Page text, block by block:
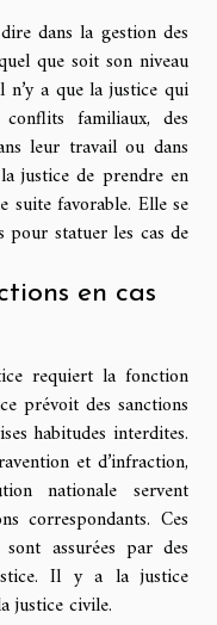
dans la gestion des
que soit son niveau
n’y a que la justice qui
familiaux, des
leur travail ou dans
justice de prendre en
suite favorable. Elle se
pour statuer les cas de
en cas
requiert la fonction
prévoit des sanctions
habitudes interdites.
et d’infraction,
nationale servent
correspondants. Ces
assurées par des
Il y a la justice
justice civile.